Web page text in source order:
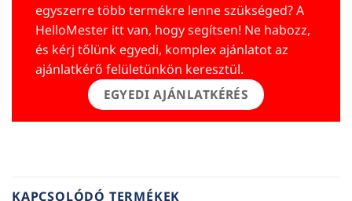
egyszerre több termékre lenne szükséged? A
HelloMester itt van, hogy segítsen! Ne habozz,
és kérj tőlünk egyedi, komplex ajánlatot az
ajánlatkérő felületünkön keresztül.
EGYEDI AJÁNLATKÉRÉS
KAPCSOLÓDÓ TERMÉKEK